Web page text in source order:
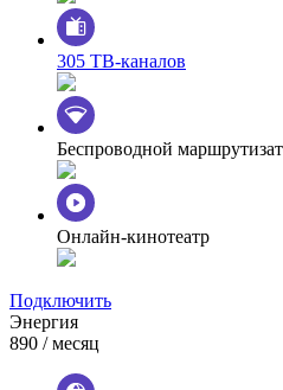
305 ТВ-каналов
Беспроводной
Онлайн-кинотеатр
Подключить
Энергия
890 / месяц